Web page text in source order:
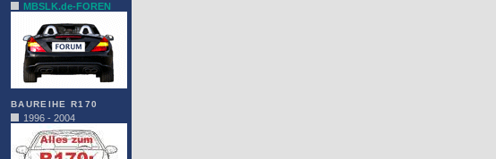
MBSLK.de-FOREN
BAUREIHE R170
1996 - 2004